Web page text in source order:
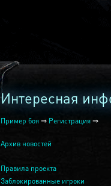
Интересная
Пример боя ⇒ Регистрация ⇒
Архив новостей
Правила проекта
Заблокированные игроки